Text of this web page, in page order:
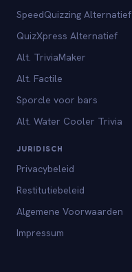
SpeedQuizzing Alternatief
QuizXpress Alternatief
Alt. TriviaMaker
Alt. Factile
Sporcle voor bars
Alt. Water Cooler Trivia
JURIDISCH
Privacybeleid
Restitutiebeleid
Algemene Voorwaarden
Impressum